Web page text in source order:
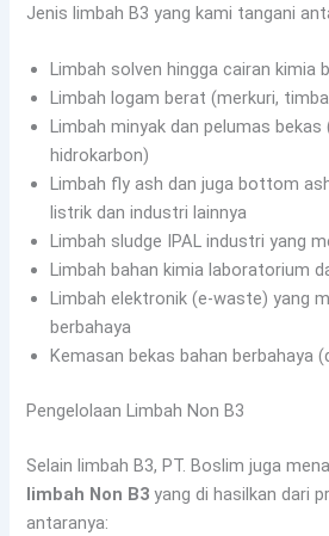
Jenis limbah B3 yang kami tangani
Limbah solven hingga cairan kimia
Limbah logam berat (merkuri,
Limbah minyak dan pelumas bekas
hidrokarbon)
Limbah fly ash dan juga bottom
listrik dan industri lainnya
Limbah sludge IPAL industri yang
Limbah bahan kimia laboratorium
Limbah elektronik (e-waste) yang
berbahaya
Kemasan bekas bahan berbahaya
Pengelolaan Limbah Non B3
Selain limbah B3, PT. Boslim juga
limbah Non B3 yang di hasilkan dari
antaranya: